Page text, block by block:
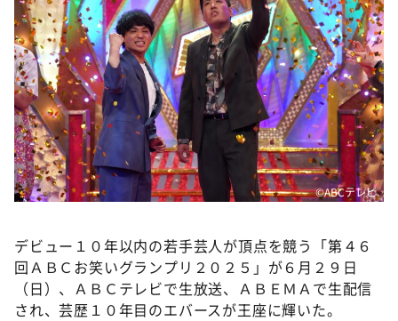
河合＆A.B.C-Z塚田×福井アナ「なんでやねん！？」
（news おかえり）
DAIGOも台所 ～きょうの献立 何にする？～
本日はダイアンなり！シーズン２
朝だ！生です旅サラダ
教えて！ニュースライブ 正義のミカタ
ＬＩＦＥ～夢のカタチ～
ポツンと一軒家
ザキ山小屋本館
ぺこぱのまるスポ
©️ABCテレビ
デビュー１０年以内の若手芸人が頂点を競う「第４６
回ＡＢＣお笑いグランプリ２０２５」が６月２９日
（日）、ＡＢＣテレビで生放送、ＡＢＥＭＡで生配信
され、芸歴１０年目のエバースが王座に輝いた。